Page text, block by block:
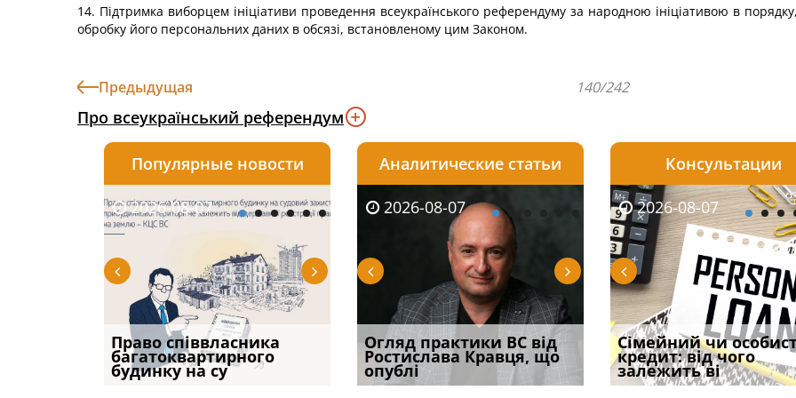
14. Підтримка виборцем ініціативи проведення всеукраїнського референдуму за народною ініціативою в
обробку його персональних даних в обсязі, встановленому цим Законом.
Предыдущая 140/242
Про всеукраїнський референдум
Популярные новости
2026-08-07
Право співвласника
багатоквартирного
будинку на су
2026-08-06
Якщо суд встановив для
відшкодування шкоди
наявніс
2026-08-06
Документи, на яких не
проставляється
апостиль: пер
Аналитические статьи
2026-08-03
ШІ в юридичній фірмі:
де технології вже
замінюють
2026-08-07
Огляд практики ВС від
Ростислава Кравця, що
опублі
2026-08-04
Зловживання впливом
за статтею 369-2
Кримінального
Консультации
2026-08-05
Чи потрібна ФОП
печатка у 2026 році:
правила засто
2026-08-07
Сімейний чи
кредит: від чого
залежить ві
2026-07-30
Восьмий ААС
підтвердив, що
може скас